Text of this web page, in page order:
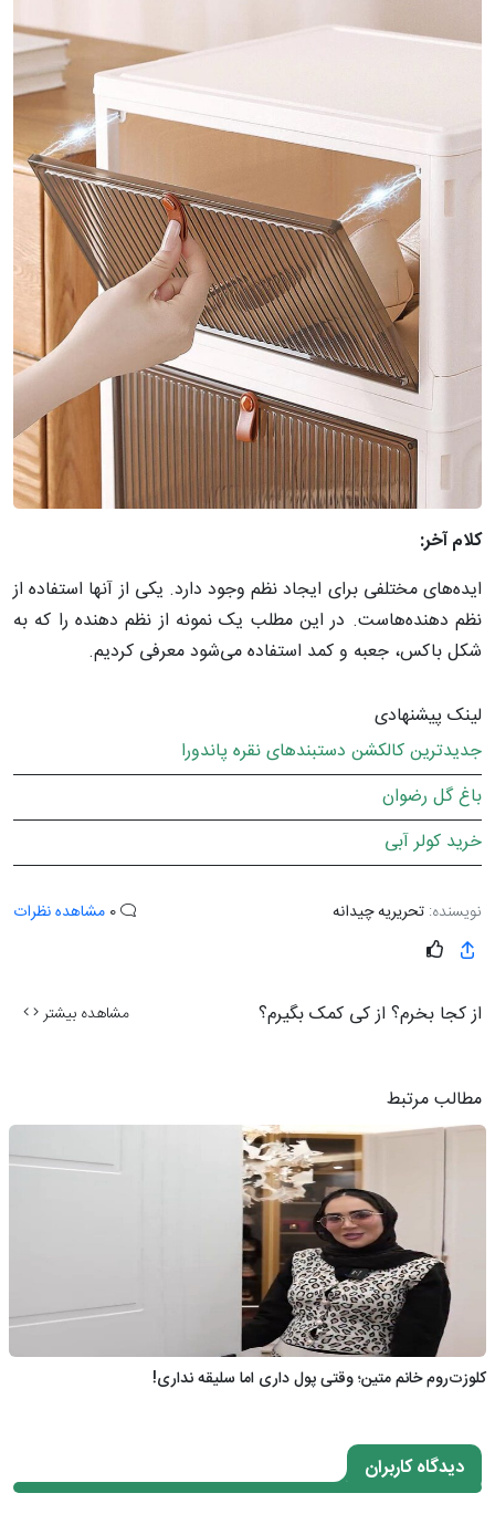
کلام آخر:
ایده‌های مختلفی برای ایجاد نظم وجود دارد. یکی از آنها استفاده از
نظم دهنده‌هاست. در این مطلب یک نمونه از نظم دهنده را که به
شکل باکس، جعبه و کمد استفاده می‌شود معرفی کردیم.
لینک پیشنهادی
جدیدترین کالکشن دستبندهای نقره پاندورا
باغ گل رضوان
خرید کولر آبی
نویسنده: تحریریه چیدانه مشاهده نظرات
از کجا بخرم؟ از کی کمک بگیرم؟ مشاهده بیشتر
مطالب مرتبط
کلوزت‌روم خانم متین؛ وقتی پول داری اما سلیقه نداری!
دیدگاه کاربران